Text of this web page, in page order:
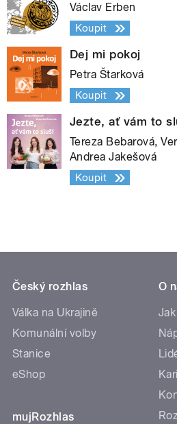
Václav Erben
Koupit
Dej mi pokoj
Petra Štarková
Koupit
Jezte, ať vám to
Tereza Bebarová,
Andrea Jakešová
Koupit
Český rozhlas
Válka na Ukrajině
Komunální volby
Stanice
eShop
mujRozhlas
O